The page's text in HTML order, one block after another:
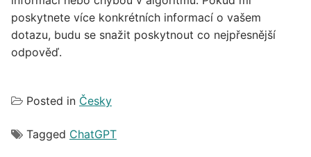
poskytnete více konkrétních informací o vašem
dotazu, budu se snažit poskytnout co nejpřesnější
odpověď.
Posted in Česky
Tagged ChatGPT